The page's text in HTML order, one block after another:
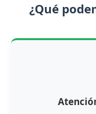
¿Qué